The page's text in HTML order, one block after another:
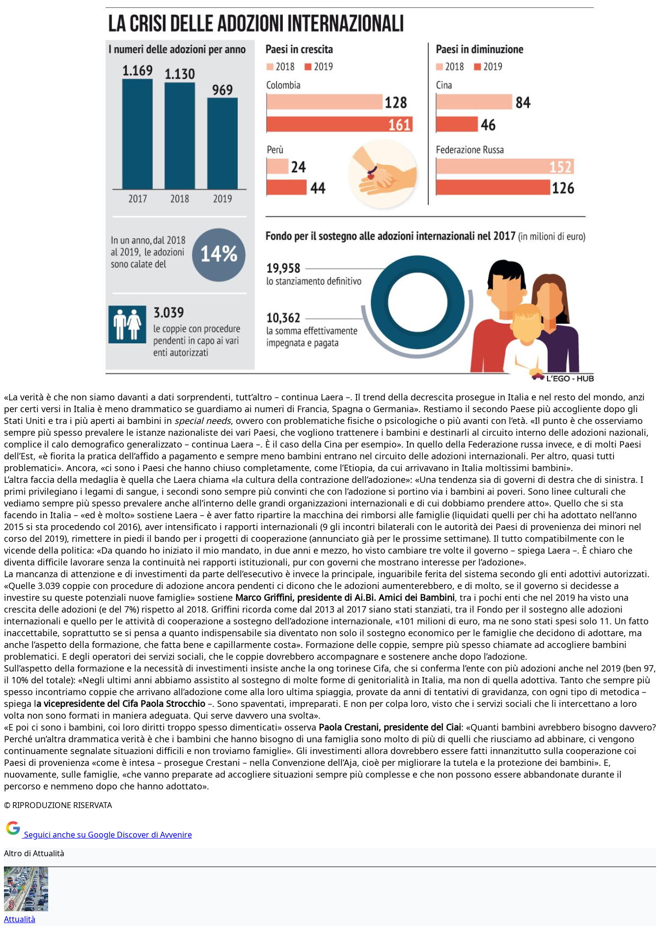
«La verità è che non siamo davanti a dati sorprendenti, tutt’altro – continua Laera –. Il trend della decrescita prosegue in Italia e nel resto del mondo, anzi
per certi versi in Italia è meno drammatico se guardiamo ai numeri di Francia, Spagna o Germania». Restiamo il secondo Paese più accogliente dopo gli
Stati Uniti e tra i più aperti ai bambini in special needs, ovvero con problematiche fisiche o psicologiche o più avanti con l’età. «Il punto è che osserviamo
sempre più spesso prevalere le istanze nazionaliste dei vari Paesi, che vogliono trattenere i bambini e destinarli al circuito interno delle adozioni nazionali,
complice il calo demografico generalizzato – continua Laera –. È il caso della Cina per esempio». In quello della Federazione russa invece, e di molti Paesi
dell’Est, «è fiorita la pratica dell’affido a pagamento e sempre meno bambini entrano nel circuito delle adozioni internazionali. Per altro, quasi tutti
problematici». Ancora, «ci sono i Paesi che hanno chiuso completamente, come l’Etiopia, da cui arrivavano in Italia moltissimi bambini».
L’altra faccia della medaglia è quella che Laera chiama «la cultura della contrazione dell’adozione»: «Una tendenza sia di governi di destra che di sinistra. I
primi privilegiano i legami di sangue, i secondi sono sempre più convinti che con l’adozione si portino via i bambini ai poveri. Sono linee culturali che
vediamo sempre più spesso prevalere anche all’interno delle grandi organizzazioni internazionali e di cui dobbiamo prendere atto». Quello che si sta
facendo in Italia – «ed è molto» sostiene Laera – è aver fatto ripartire la macchina dei rimborsi alle famiglie (liquidati quelli per chi ha adottato nell’anno
2015 si sta procedendo col 2016), aver intensificato i rapporti internazionali (9 gli incontri bilaterali con le autorità dei Paesi di provenienza dei minori nel
corso del 2019), rimettere in piedi il bando per i progetti di cooperazione (annunciato già per le prossime settimane). Il tutto compatibilmente con le
vicende della politica: «Da quando ho iniziato il mio mandato, in due anni e mezzo, ho visto cambiare tre volte il governo – spiega Laera –. È chiaro che
diventa difficile lavorare senza la continuità nei rapporti istituzionali, pur con governi che mostrano interesse per l’adozione».
La mancanza di attenzione e di investimenti da parte dell’esecutivo è invece la principale, inguaribile ferita del sistema secondo gli enti adottivi autorizzati.
«Quelle 3.039 coppie con procedure di adozione ancora pendenti ci dicono che le adozioni aumenterebbero, e di molto, se il governo si decidesse a
investire su queste potenziali nuove famiglie» sostiene Marco Griffini, presidente di Ai.Bi. Amici dei Bambini, tra i pochi enti che nel 2019 ha visto una
crescita delle adozioni (e del 7%) rispetto al 2018. Griffini ricorda come dal 2013 al 2017 siano stati stanziati, tra il Fondo per il sostegno alle adozioni
internazionali e quello per le attività di cooperazione a sostegno dell’adozione internazionale, «101 milioni di euro, ma ne sono stati spesi solo 11. Un fatto
inaccettabile, soprattutto se si pensa a quanto indispensabile sia diventato non solo il sostegno economico per le famiglie che decidono di adottare, ma
anche l’aspetto della formazione, che fatta bene e capillarmente costa». Formazione delle coppie, sempre più spesso chiamate ad accogliere bambini
problematici. E degli operatori dei servizi sociali, che le coppie dovrebbero accompagnare e sostenere anche dopo l’adozione.
Sull’aspetto della formazione e la necessità di investimenti insiste anche la ong torinese Cifa, che si conferma l’ente con più adozioni anche nel 2019 (ben 97,
il 10% del totale): «Negli ultimi anni abbiamo assistito al sostegno di molte forme di genitorialità in Italia, ma non di quella adottiva. Tanto che sempre più
spesso incontriamo coppie che arrivano all’adozione come alla loro ultima spiaggia, provate da anni di tentativi di gravidanza, con ogni tipo di metodica –
spiega la vicepresidente del Cifa Paola Strocchio –. Sono spaventati, impreparati. E non per colpa loro, visto che i servizi sociali che li intercettano a loro
volta non sono formati in maniera adeguata. Qui serve davvero una svolta».
«E poi ci sono i bambini, coi loro diritti troppo spesso dimenticati» osserva Paola Crestani, presidente del Ciai: «Quanti bambini avrebbero bisogno davvero?
Perché un’altra drammatica verità è che i bambini che hanno bisogno di una famiglia sono molto di più di quelli che riusciamo ad abbinare, ci vengono
continuamente segnalate situazioni difficili e non troviamo famiglie». Gli investimenti allora dovrebbero essere fatti innanzitutto sulla cooperazione coi
Paesi di provenienza «come è intesa – prosegue Crestani – nella Convenzione dell’Aja, cioè per migliorare la tutela e la protezione dei bambini». E,
nuovamente, sulle famiglie, «che vanno preparate ad accogliere situazioni sempre più complesse e che non possono essere abbandonate durante il
percorso e nemmeno dopo che hanno adottato».
© RIPRODUZIONE RISERVATA
Seguici anche su Google Discover di Avvenire
Altro di Attualità
Attualità